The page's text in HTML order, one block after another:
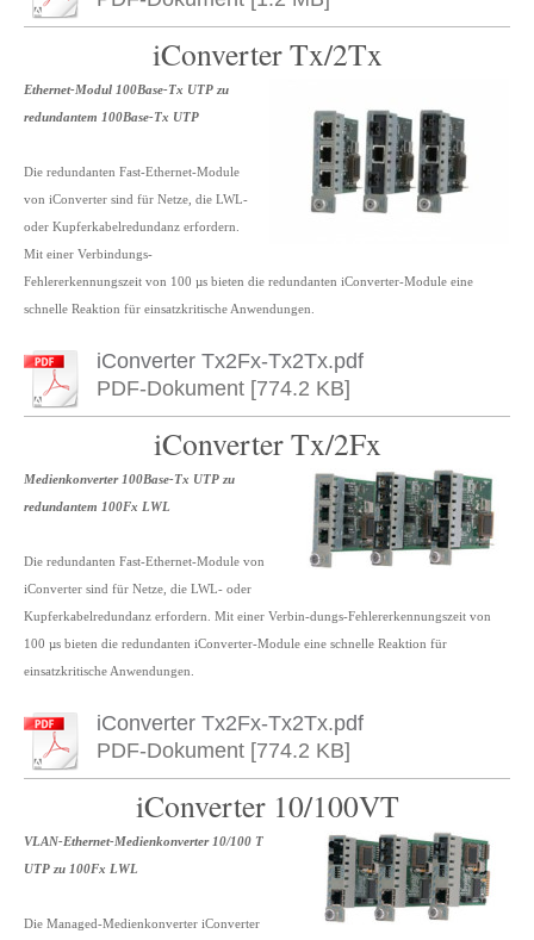
iConverter Tx/2Tx
Ethernet-Modul 100Base-Tx UTP zu
redundantem 100Base-Tx UTP
Die redundanten Fast-Ethernet-Module
von iConverter sind für Netze, die LWL-
oder Kupferkabelredundanz erfordern.
Mit einer Verbindungs-
Fehlererkennungszeit von 100 µs bieten die redundanten iConverter-Module eine
schnelle Reaktion für einsatzkritische Anwendungen.
iConverter Tx2Fx-Tx2Tx.pdf
PDF-Dokument [774.2 KB]
iConverter Tx/2Fx
Medienkonverter 100Base-Tx UTP zu
redundantem 100Fx LWL
Die redundanten Fast-Ethernet-Module von
iConverter sind für Netze, die LWL- oder
Kupferkabelredundanz erfordern. Mit einer Verbin-dungs-Fehlererkennungszeit von
100 µs bieten die redundanten iConverter-Module eine schnelle Reaktion für
einsatzkritische Anwendungen.
iConverter Tx2Fx-Tx2Tx.pdf
PDF-Dokument [774.2 KB]
iConverter 10/100VT
VLAN-Ethernet-Medienkonverter 10/100 T
UTP zu 100Fx LWL
Die Managed-Medienkonverter iConverter